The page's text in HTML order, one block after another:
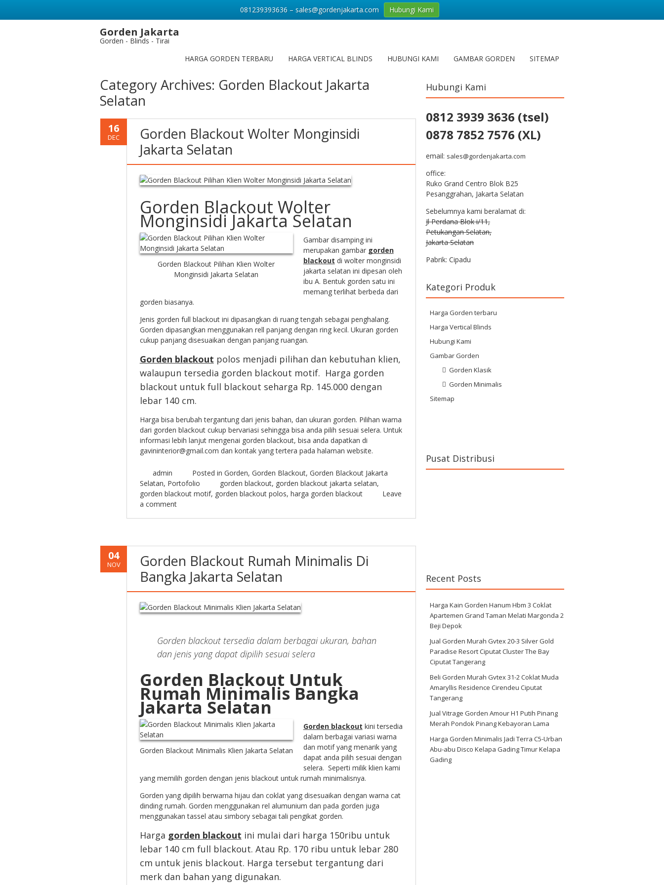
Gorden Jakarta
Gorden - Blinds - Tirai
HARGA GORDEN TERBARU
HARGA VERTICAL BLINDS HUBUNGI KAMI GAMBAR GORDEN SITEMAP
Category Archives: Gorden Blackout Jakarta
Selatan
16
DEC
Gorden Blackout Wolter Monginsidi
Jakarta Selatan
Gorden Blackout Wolter
Monginsidi Jakarta Selatan
Gorden Blackout Pilihan Klien Wolter
Monginsidi Jakarta Selatan
Gambar disamping ini
merupakan gambar gorden
blackout di wolter monginsidi
jakarta selatan ini dipesan oleh
ibu A. Bentuk gorden satu ini
memang terlihat berbeda dari
gorden biasanya.
Jenis gorden full blackout ini dipasangkan di ruang tengah sebagai penghalang.
Gorden dipasangkan menggunakan rell panjang dengan ring kecil. Ukuran gorden
cukup panjang disesuaikan dengan panjang ruangan.
Gorden blackout polos menjadi pilihan dan kebutuhan klien,
walaupun tersedia gorden blackout motif. Harga gorden
blackout untuk full blackout seharga Rp. 145.000 dengan
lebar 140 cm.
Harga bisa berubah tergantung dari jenis bahan, dan ukuran gorden. Pilihan warna
dari gorden blackout cukup bervariasi sehingga bisa anda pilih sesuai selera. Untuk
informasi lebih lanjut mengenai gorden blackout, bisa anda dapatkan di
gavininterior@gmail.com dan kontak yang tertera pada halaman website.
admin Posted in Gorden, Gorden Blackout, Gorden Blackout Jakarta
Selatan, Portofolio gorden blackout, gorden blackout jakarta selatan,
gorden blackout motif, gorden blackout polos, harga gorden blackout
Leave
a comment
04
NOV
Gorden Blackout Rumah Minimalis Di
Bangka Jakarta Selatan
Gorden blackout tersedia dalam berbagai ukuran, bahan
dan jenis yang dapat dipilih sesuai selera
Gorden Blackout Untuk
Rumah Minimalis Bangka
Jakarta Selatan
Gorden Blackout Minimalis Klien Jakarta Selatan
Gorden blackout kini tersedia
dalam berbagai variasi warna
dan motif yang menarik yang
dapat anda pilih sesuai dengan
selera. Seperti milik klien kami
yang memilih gorden dengan jenis blackout untuk rumah minimalisnya.
Gorden yang dipilih berwarna hijau dan coklat yang disesuaikan dengan warna cat
dinding rumah. Gorden menggunakan rel alumunium dan pada gorden juga
menggunakan tassel atau simbory sebagai tali pengikat gorden.
Harga gorden blackout ini mulai dari harga 150ribu untuk
lebar 140 cm full blackout. Atau Rp. 170 ribu untuk lebar 280
cm untuk jenis blackout. Harga tersebut tergantung dari
merk dan bahan yang digunakan.
Hubungi Kami
0812 3939 3636 (tsel)
0878 7852 7576 (XL)
email: sales@gordenjakarta.com
office:
Ruko Grand Centro Blok B25
Pesanggrahan, Jakarta Selatan
Sebelumnya kami beralamat di:
Jl Perdana Blok i/11,
Petukangan Selatan,
Jakarta Selatan
Pabrik: Cipadu
Kategori Produk
Harga Gorden terbaru
Harga Vertical Blinds
Hubungi Kami
Gambar Gorden
Gorden Klasik
Gorden Minimalis
Sitemap
Pusat Distribusi
Recent Posts
Harga Kain Gorden Hanum Hbm 3 Coklat
Apartemen Grand Taman Melati Margonda 2
Beji Depok
Jual Gorden Murah Gvtex 20-3 Silver Gold
Paradise Resort Ciputat Cluster The Bay
Ciputat Tangerang
Beli Gorden Murah Gvtex 31-2 Coklat Muda
Amaryllis Residence Cirendeu Ciputat
Tangerang
Jual Vitrage Gorden Amour H1 Putih Pinang
Merah Pondok Pinang Kebayoran Lama
Harga Gorden Minimalis Jadi Terra C5-Urban
Abu-abu Disco Kelapa Gading Timur Kelapa
Gading
081239393636 – sales@gordenjakarta.com Hubungi Kami